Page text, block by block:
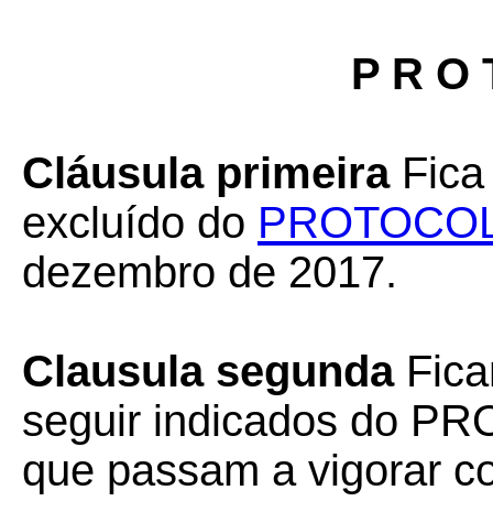
P R O
Cláusula primeiraFica
excluído do
dezembro de 2017.
Clausula segunda
seguir indicados do
que passam a vigorar